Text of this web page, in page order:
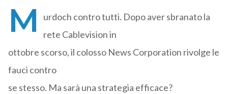
M
urdoch contro tutti. Dopo aver sbranato la
rete Cablevision in
ottobre scorso, il colosso News Corporation rivolge le
fauci contro
se stesso. Ma sarà una strategia efficace?